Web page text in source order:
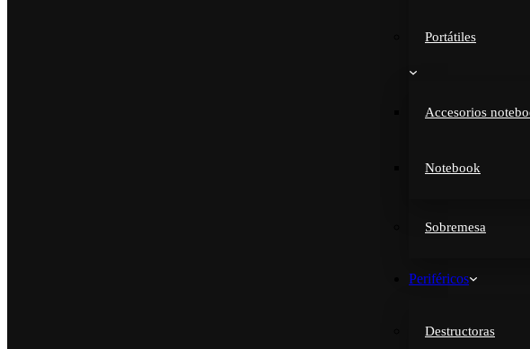
Portátiles
Accesorios
Notebook
Sobremesa
Periféricos
Destructoras